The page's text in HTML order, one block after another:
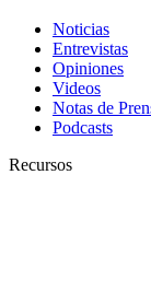
Noticias
Entrevistas
Opiniones
Videos
Notas de
Podcasts
Recursos